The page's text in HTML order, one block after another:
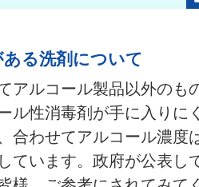
る洗剤について
アルコール製品以外のも
ル性消毒剤が手に入りに
合わせてアルコール濃度
ています。政府が公表し